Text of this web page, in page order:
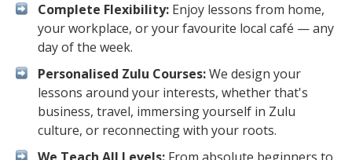
Complete Flexibility: Enjoy lessons from home,
your workplace, or your favourite local café — any
day of the week.
Personalised Zulu Courses:We design your
lessons around your interests, whether that's
business, travel, immersing yourself in Zulu
culture, or reconnecting with your roots.